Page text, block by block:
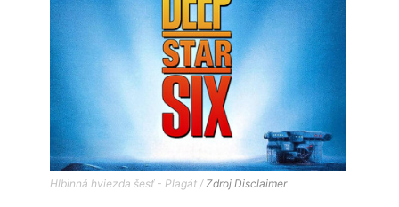
Hlbinná hviezda šesť - Plagát /Zdroj Disclaimer